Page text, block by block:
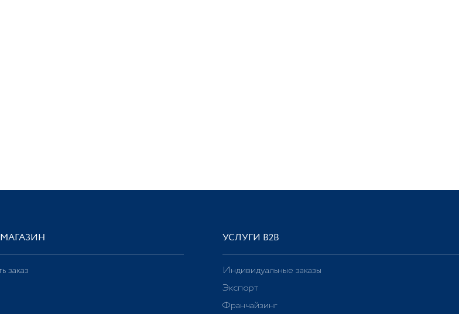
заказ
УСЛУГИ В2В
Индивидуальные заказы
Экспорт
Франчайзинг